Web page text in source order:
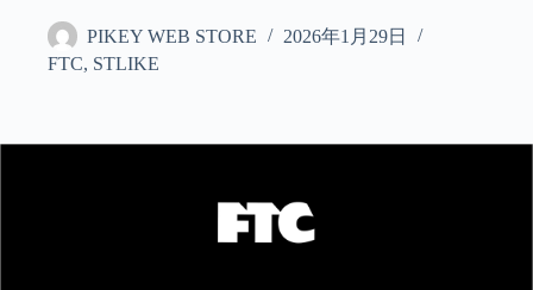
PIKEY WEB STORE
2026年1月29日
FTC, STLIKE